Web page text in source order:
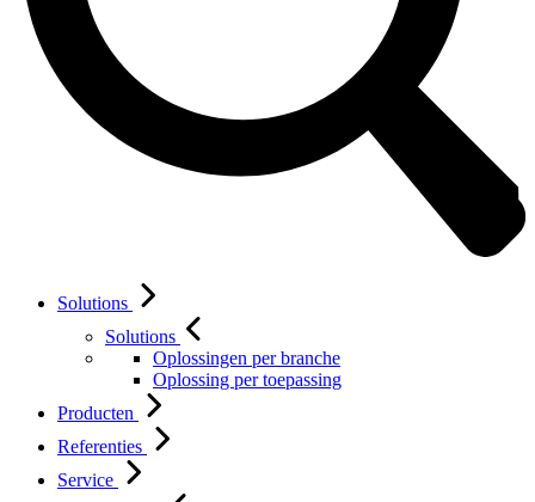
Solutions
Solutions
Oplossingen per branche
Oplossing per toepassing
Producten
Referenties
Service